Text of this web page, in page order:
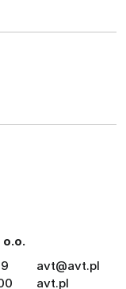
avt@avt.pl
avt.pl